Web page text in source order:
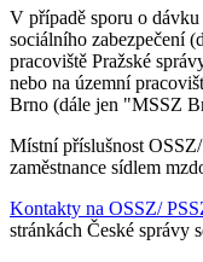
V případě sporu o
sociálního zabezpečení
pracoviště Pražské
nebo na územní
Brno (dále jen "MSSZ
Místní příslušnost
zaměstnance sídlem
Kontakty na OSSZ/
stránkách České správy